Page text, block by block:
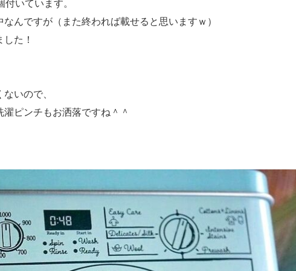
いています。
んですが（また終われば載せると思いますｗ）
た！
いので、
ピンチもお洒落ですね＾＾